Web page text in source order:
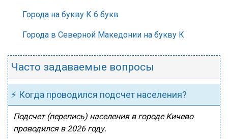
Города на букву К 6 букв
Города в Северной Македонии на букву К
Часто задаваемые вопросы
⚡ Когда проводился подсчет населения?
Подсчет (перепись) населения в городе Кичево
проводился в 2026 году.